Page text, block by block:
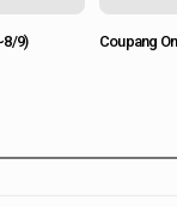
9) Coupang